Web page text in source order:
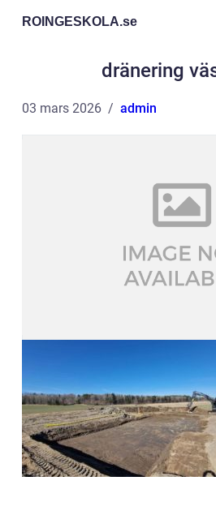
ROINGESKOLA.se
dränering
03 mars 2026 admin